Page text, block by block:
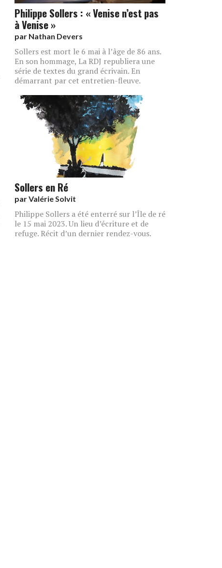
Philippe Sollers : « Venise n’est pas
à Venise »
par Nathan Devers
Sollers est mort le 6 mai à l’âge de 86 ans.
En son hommage, La RDJ republiera une
série de textes du grand écrivain. En
démarrant par cet entretien-fleuve.
Sollers en Ré
parValérie Solvit
Philippe Sollers a été enterré sur l’Île de ré
le 15 mai 2023. Un lieu d’écriture et de
refuge. Récit d’un dernier rendez-vous.